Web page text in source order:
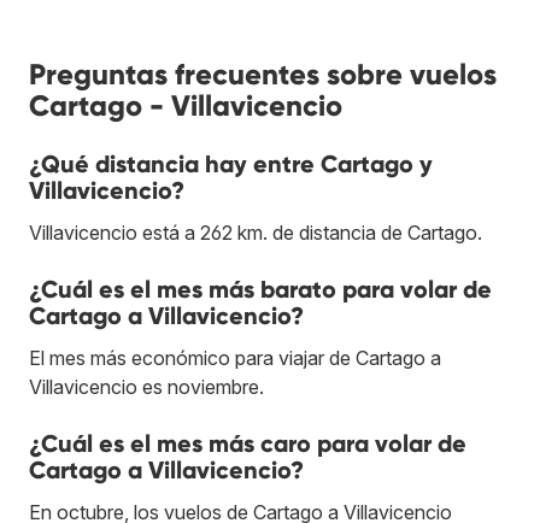
Preguntas frecuentes sobre vuelos
Cartago - Villavicencio
¿Qué distancia hay entre Cartago y
Villavicencio?
Villavicencio está a 262 km. de distancia de Cartago.
¿Cuál es el mes más barato para volar de
Cartago a Villavicencio?
El mes más económico para viajar de Cartago a
Villavicencio es noviembre.
¿Cuál es el mes más caro para volar de
Cartago a Villavicencio?
En octubre, los vuelos de Cartago a Villavicencio